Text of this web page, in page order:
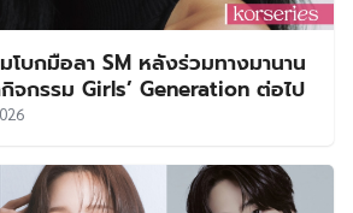
มโบกมือลา SM หลังร่วมทางมานาน
จกรรม Girls’ Generation ต่อไป